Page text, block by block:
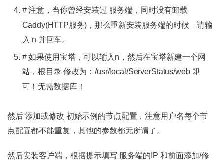
# 注意，当你曾经安装过 服务端，同时没有卸载
Caddy(HTTP服务)，那么重新安装服务端的时候，请输
入 n 并回车。
# 如果使用宝塔，可以输入n，然后在宝塔新建一个网
站，根目录 修改为：/usr/local/ServerStatus/web 即
可！无需数据库！
然后 添加或修改 初始示例的节点配置，注意用户名每个节
点配置都不能重复，其他的参数都无所谓了。
然后安装客户端，根据提示填写 服务端的IP 和前面添加/修